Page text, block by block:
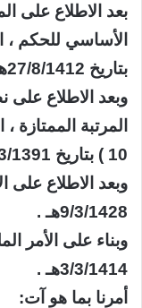
بعد الاطلاع على
بتاريخ 27/8/1412هـ .
وبعد الاطلاع على
المرتبة
10 ) بتاريخ 18/3/1391هـ .
9/3/1428هـ .
3/3/1414هـ .
أمرنا بما هو آت: